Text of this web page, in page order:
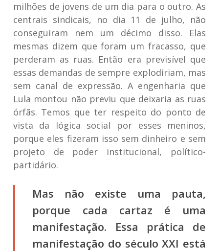
milhões de jovens de um dia para o outro. As
centrais sindicais, no dia 11 de julho, não
conseguiram nem um décimo disso. Elas
mesmas dizem que foram um fracasso, que
perderam as ruas. Então era previsível que
essas demandas de sempre explodiriam, mas
sem canal de expressão. A engenharia que
Lula montou não previu que deixaria as ruas
órfãs. Temos que ter respeito do ponto de
vista da lógica social por esses meninos,
porque eles fizeram isso sem dinheiro e sem
projeto de poder institucional, político-
partidário.
Mas não existe uma pauta,
porque cada cartaz é uma
manifestação. Essa prática de
manifestação do século XXI está